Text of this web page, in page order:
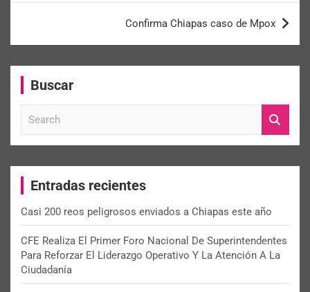
Confirma Chiapas caso de Mpox
Buscar
c
Entradas recientes
Casi 200 reos peligrosos enviados a Chiapas este año
CFE Realiza El Primer Foro Nacional De Superintendentes
Para Reforzar El Liderazgo Operativo Y La Atención A La
Ciudadanía